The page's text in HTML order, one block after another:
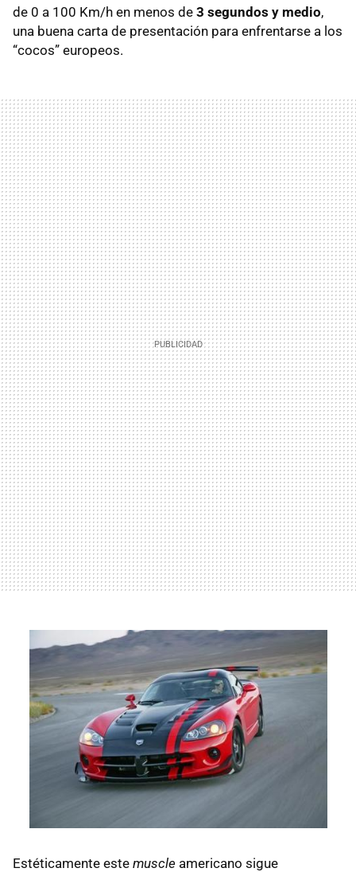
de 0 a 100 Km/h en menos de 3 segundos y medio,
una buena carta de presentación para enfrentarse a los
“cocos” europeos.
Estéticamente este muscle americano sigue